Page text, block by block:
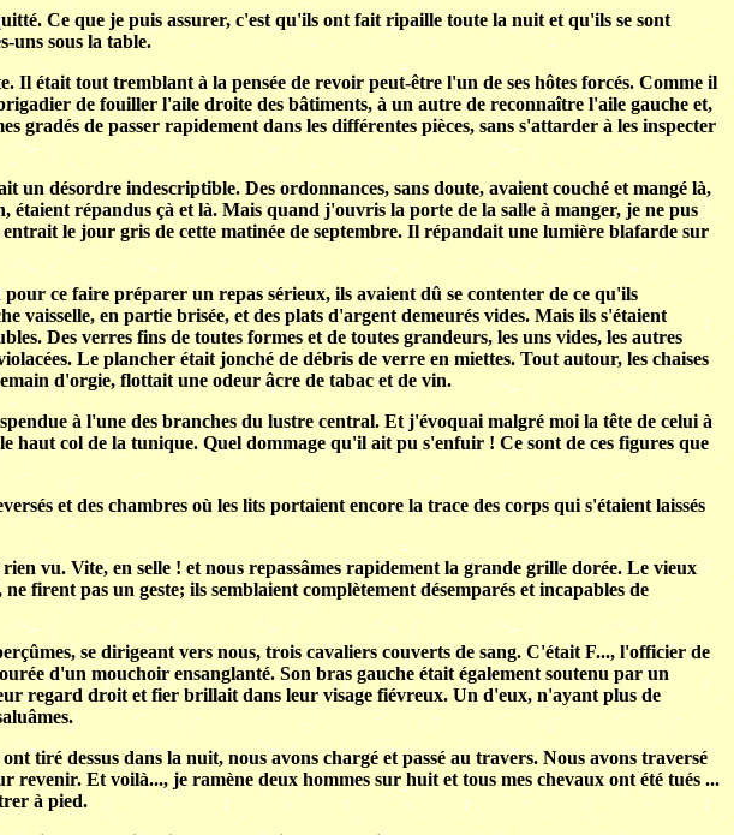
Ce que je puis assurer, c'est qu'ils ont fait ripaille toute la nuit et qu'ils se sont
uns sous la table.
était tout tremblant à la pensée de revoir peut-être l'un de ses hôtes forcés. Comme il
de fouiller l'aile droite des bâtiments, à un autre de reconnaître l'aile gauche et,
de passer rapidement dans les différentes pièces, sans s'attarder à les inspecter
désordre indescriptible. Des ordonnances, sans doute, avaient couché et mangé là,
étaient répandus çà et là. Mais quand j'ouvris la porte de la salle à manger, je ne pus
le jour gris de cette matinée de septembre. Il répandait une lumière blafarde sur
ce faire préparer un repas sérieux, ils avaient dû se contenter de ce qu'ils
vaisselle, en partie brisée, et des plats d'argent demeurés vides. Mais ils s'étaient
Des verres fins de toutes formes et de toutes grandeurs, les uns vides, les autres
Le plancher était jonché de débris de verre en miettes. Tout autour, les chaises
d'orgie, flottait une odeur âcre de tabac et de vin.
à l'une des branches du lustre central. Et j'évoquai malgré moi la tête de celui à
haut col de la tunique. Quel dommage qu'il ait pu s'enfuir ! Ce sont de ces figures que
et des chambres où les lits portaient encore la trace des corps qui s'étaient laissés
vu. Vite, en selle ! et nous repassâmes rapidement la grande grille dorée. Le vieux
firent pas un geste; ils semblaient complètement désemparés et incapables de
se dirigeant vers nous, trois cavaliers couverts de sang. C'était F..., l'officier de
d'un mouchoir ensanglanté. Son bras gauche était également soutenu par un
regard droit et fier brillait dans leur visage fiévreux. Un d'eux, n'ayant plus de
tiré dessus dans la nuit, nous avons chargé et passé au travers. Nous avons traversé
revenir. Et voilà..., je ramène deux hommes sur huit et tous mes chevaux ont été tués ...
à pied.